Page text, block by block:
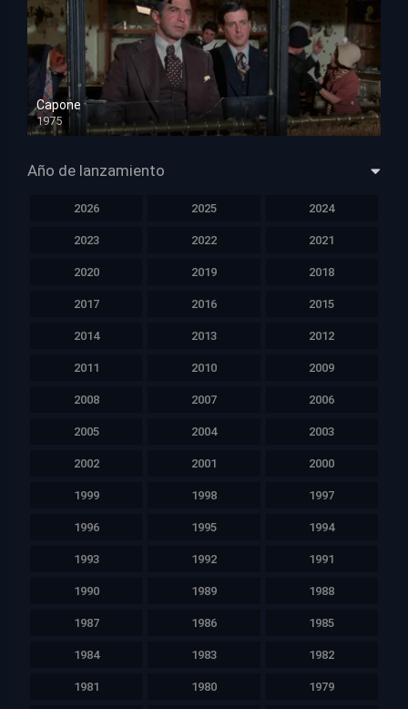
Capone
1975
HD 1080p
Año de lanzamiento
2026 2025 2024
2023 2022 2021
2020 2019 2018
2017 2016 2015
2014 2013 2012
2011 2010 2009
2008 2007 2006
2005 2004 2003
2002 2001 2000
1999 1998 1997
1996 1995 1994
1993 1992 1991
1990 1989 1988
1987 1986 1985
1984 1983 1982
1981 1980 1979